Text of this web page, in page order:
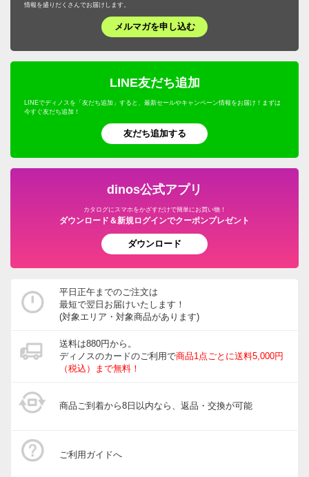
情報を盛りだくさんでお届けします。
メルマガを申し込む
LINE友だち追加
LINEでディノスを「友だち追加」すると、最新セールやキャンペーン情報をお届け！まずは
今すぐ友だち追加！
友だち追加する
dinos公式アプリ
カタログにスマホをかざすだけで簡単にお買い物！
ダウンロード＆新規ログインでクーポンプレゼント
ダウンロード
平日正午までのご注文は
最短で翌日お届けいたします！
(対象エリア・対象商品があります)
送料は880円から。
ディノスのカードのご利用で商品1点ごとに送料5,000円
（税込）まで無料！
商品ご到着から8日以内なら、返品・交換が可能
ご利用ガイドへ